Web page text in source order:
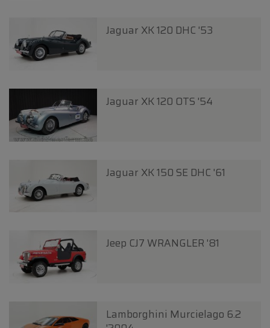
Jaguar XK 120 DHC '53
Jaguar XK 120 OTS '54
Jaguar XK 150 SE DHC '61
Jeep CJ7 WRANGLER '81
Lamborghini Murcielago 6.2